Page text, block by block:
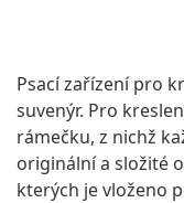
Psací zařízení pro
suvenýr. Pro
rámečku, z nichž
originální a složité
kterých je vloženo